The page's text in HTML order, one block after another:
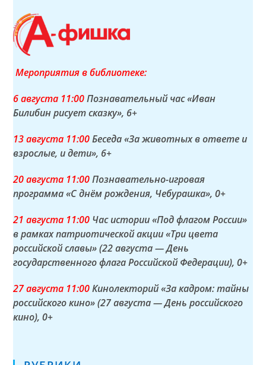
Мероприятия в библиотеке:
6 августа 11:00Познавательный час «Иван
Билибин рисует сказку», 6+
13 августа 11:00Беседа «За животных в ответе и
взрослые, и дети», 6+
20 августа 11:00Познавательно-игровая
программа «С днём рождения, Чебурашка», 0+
21 августа 11:00 Час истории «Под флагом России»
в рамках патриотической акции «Три цвета
российской славы» (22 августа — День
государственного флага Российской Федерации), 0+
27 августа 11:00Кинолекторий «За кадром: тайны
российского кино» (27 августа — День российского
кино), 0+